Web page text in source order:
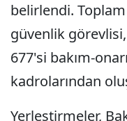
belirlendi.
güvenlik
677'si bakım-
kadrolarından
Yerleştirmeler,